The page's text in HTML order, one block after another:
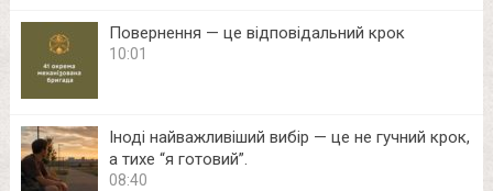
Повернення — це відповідальний крок
10:01
Іноді найважливіший вибір — це не гучний крок,
а тихе “я готовий”.
08:40